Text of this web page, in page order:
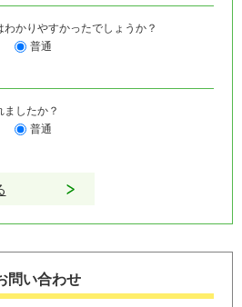
かりやすかったでしょうか？
普通
ましたか？
普通
問い合わせ